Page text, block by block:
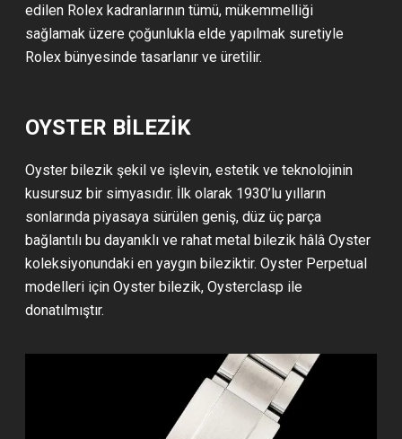
edilen Rolex kadranlarının tümü, mükemmelliği
sağlamak üzere çoğunlukla elde yapılmak suretiyle
Rolex bünyesinde tasarlanır ve üretilir.
OYSTER BİLEZİK
Oyster bilezik şekil ve işlevin, estetik ve teknolojinin
kusursuz bir simyasıdır. İlk olarak 1930’lu yılların
sonlarında piyasaya sürülen geniş, düz üç parça
bağlantılı bu dayanıklı ve rahat metal bilezik hâlâ Oyster
koleksiyonundaki en yaygın bileziktir. Oyster Perpetual
modelleri için Oyster bilezik, Oysterclasp ile
donatılmıştır.